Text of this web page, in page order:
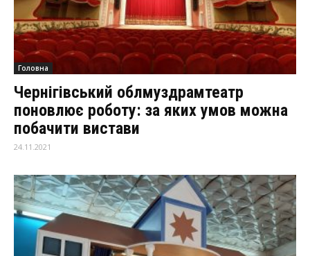
Головна
Чернігівський облмуздрамтеатр
поновлює роботу: за яких умов можна
побачити вистави
24.11.2021